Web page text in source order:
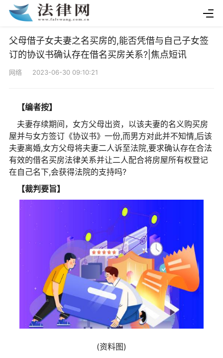
父母借子女夫妻之名买房的,能否凭借与自己子女签
订的协议书确认存在借名买房关系?|焦点短讯
网络 2023-06-30 09:10:21
【编者按】
夫妻存续期间，女方父母出资，以该夫妻的名义购买房
屋并与女方签订《协议书》一份,而男方对此并不知情,后该
夫妻离婚,女方父母将夫妻二人诉至法院,要求确认存在合法
有效的借名买房法律关系并让二人配合将房屋所有权登记
在自己名下,会获得法院的支持吗?
【裁判要旨】
(资料图)